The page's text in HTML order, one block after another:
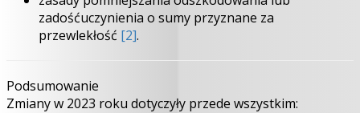
zadośćuczynienia o sumy przyznane za
przewlekłość [2].
Podsumowanie
Zmiany w 2023 roku dotyczyły przede wszystkim: